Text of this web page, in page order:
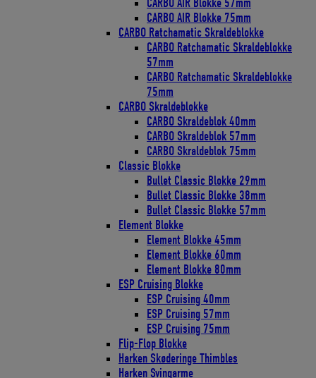
CARBO AIR Blokke 57mm
CARBO AIR Blokke 75mm
CARBO Ratchamatic Skraldeblokke
CARBO Ratchamatic Skraldeblokke
57mm
CARBO Ratchamatic Skraldeblokke
75mm
CARBO Skraldeblokke
CARBO Skraldeblok 40mm
CARBO Skraldeblok 57mm
CARBO Skraldeblok 75mm
Classic Blokke
Bullet Classic Blokke 29mm
Bullet Classic Blokke 38mm
Bullet Classic Blokke 57mm
Element Blokke
Element Blokke 45mm
Element Blokke 60mm
Element Blokke 80mm
ESP Cruising Blokke
ESP Cruising 40mm
ESP Cruising 57mm
ESP Cruising 75mm
Flip-Flop Blokke
Harken Skøderinge Thimbles
Harken Svingarme